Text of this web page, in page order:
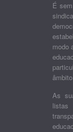
É
modo
As
listas